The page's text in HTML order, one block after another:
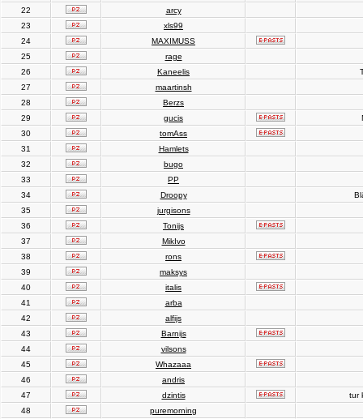
22
arcy
23
xls99
24
MAXIMUSS
25
rage
26
Kaneelis
27
maartinsh
28
Berzs
29
gucis
30
tomAss
31
Hamlets
32
bugo
33
PP
34
Droopy
35
jurgisons
36
Tonijs
37
MikIvo
38
rons
39
maksys
40
italis
41
arba
42
alfijs
43
Barnijs
44
vilsons
45
Whazaaa
46
andris
47
dzintis
tur
48
puremorning